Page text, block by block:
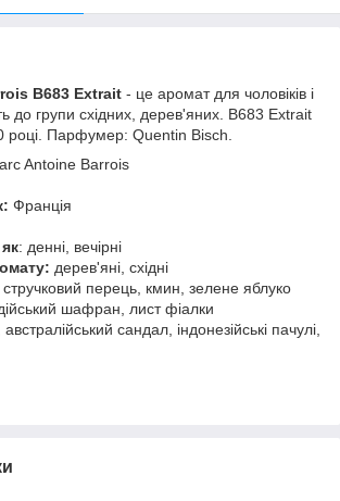
B683 Extrait - це аромат для чоловіків і
до групи східних, дерев'яних. B683 Extrait
році. Парфумер: Quentin Bisch.
Antoine Barrois
Франція
: денні, вечірні
дерев'яні, східні
стручковий перець, кмин, зелене яблуко
шафран, лист фіалки
сандал, індонезійські пачулі,